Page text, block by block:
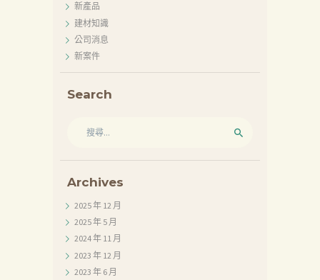
新產品
建材知識
公司消息
新案件
Search
鍵
Archives
2025 年 12 月
2025 年 5 月
2024 年 11 月
2023 年 12 月
2023 年 6 月